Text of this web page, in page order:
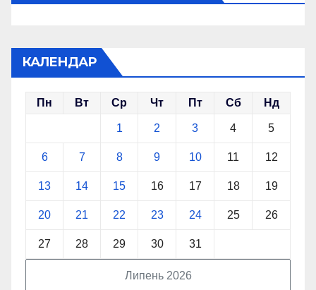
КАЛЕНДАР
Липень 2026
Пн Вт Ср Чт Пт Сб Нд
1 2 3 4 5
6 7 8 9 10 11 12
13 14 15 16 17 18 19
20 21 22 23 24 25 26
27 28 29 30 31